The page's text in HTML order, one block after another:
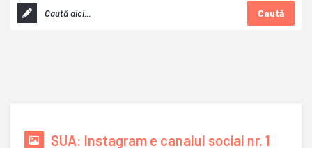
Caută
SUA: Instagram e canalul social nr. 1